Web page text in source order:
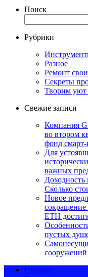
Поиск
Рубрики
Разное
Ремонт
Секреты
Творим уют
Свежие записи
Компания
во втором
фонд смарт-
Для
важных
Доходность
Сколько
Новое
сокращение
ETH
пустых
сооружений